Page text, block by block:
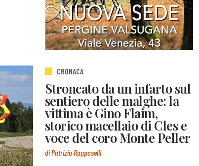
CRONACA
Stroncato da un infarto sul
sentiero delle malghe: la
vittima è Gino Flaim,
storico macellaio di Cles e
voce del coro Monte Peller
di Patrizia Rapposelli